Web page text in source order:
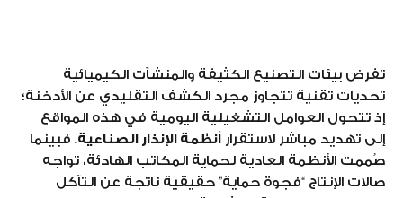
تفرض بيئات التصنيع الكثيفة والمنشآت الكيميائية
تحديات تقنية تتجاوز مجرد الكشف التقليدي عن الأدخنة؛
إذ تتحول العوامل التشغيلية اليومية في هذه المواقع
إلى تهديد مباشر لاستقرار أنظمة الإنذار الصناعية. فبينما
صُممت الأنظمة العادية لحماية المكاتب الهادئة، تواجه
صالات الإنتاج “فجوة حماية” حقيقية ناتجة عن التآكل